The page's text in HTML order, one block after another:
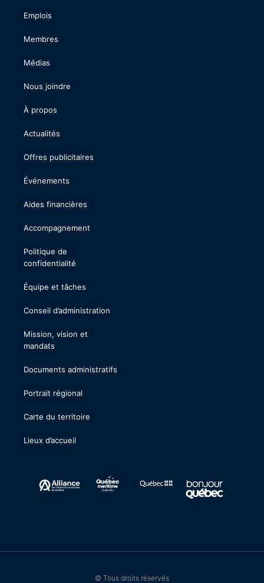
Emplois
Membres
Médias
Nous joindre
À propos
Actualités
Offres publicitaires
Événements
Aides financières
Accompagnement
Politique de
confidentialité
Équipe et tâches
Conseil d’administration
Mission, vision et
mandats
Documents administratifs
Portrait régional
Carte du territoire
Lieux d’accueil
© Tous droits réservés